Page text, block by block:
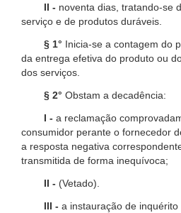
II - noventa dias, tratando-se
serviço e de produtos duráveis.
§ 1° Inicia-se a contagem do
da entrega efetiva do produto ou
dos serviços.
§ 2° Obstam a decadência:
I - a reclamação
consumidor perante o fornecedor
a resposta negativa
transmitida de forma inequívoca;
II - (Vetado).
III - a instauração de inquérito